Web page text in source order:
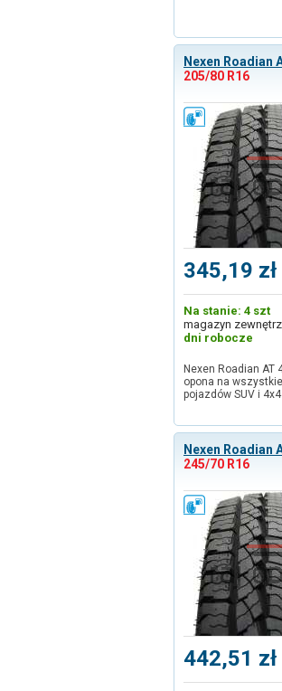
Nexen Roadian
205/80 R16
345,19 zł
Na stanie: 4 szt
magazyn
dni robocze
Nexen Roadian AT
opona na
pojazdów SUV i
Nexen Roadian
245/70 R16
442,51 zł